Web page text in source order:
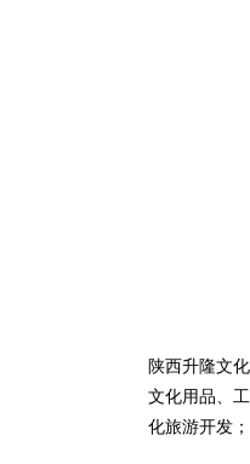
陕西升隆文
文化用品、
化旅游开发